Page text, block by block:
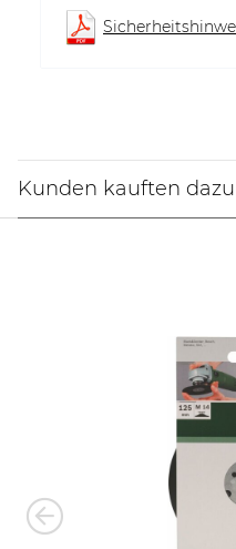
Kunden kauften